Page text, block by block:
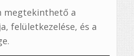
megtekinthető a
felületkezelése, és a